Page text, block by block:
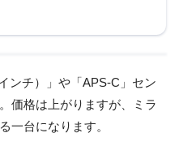
ンチ）」や「APS-C」セン
価格は上がりますが、ミラ
一台になります。